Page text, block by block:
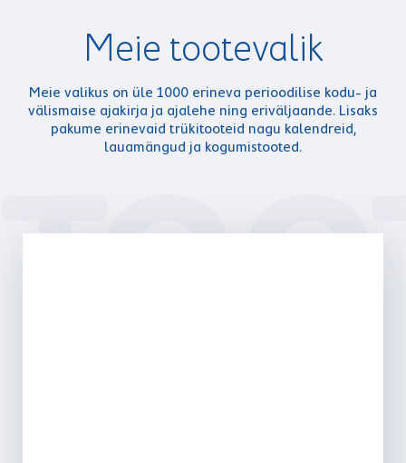
Meie tootevalik
Meie valikus on üle 1000 erineva perioodilise kodu- ja
välismaise ajakirja ja ajalehe ning eriväljaande. Lisaks
pakume erinevaid trükitooteid nagu kalendreid,
lauamängud ja kogumistooted.